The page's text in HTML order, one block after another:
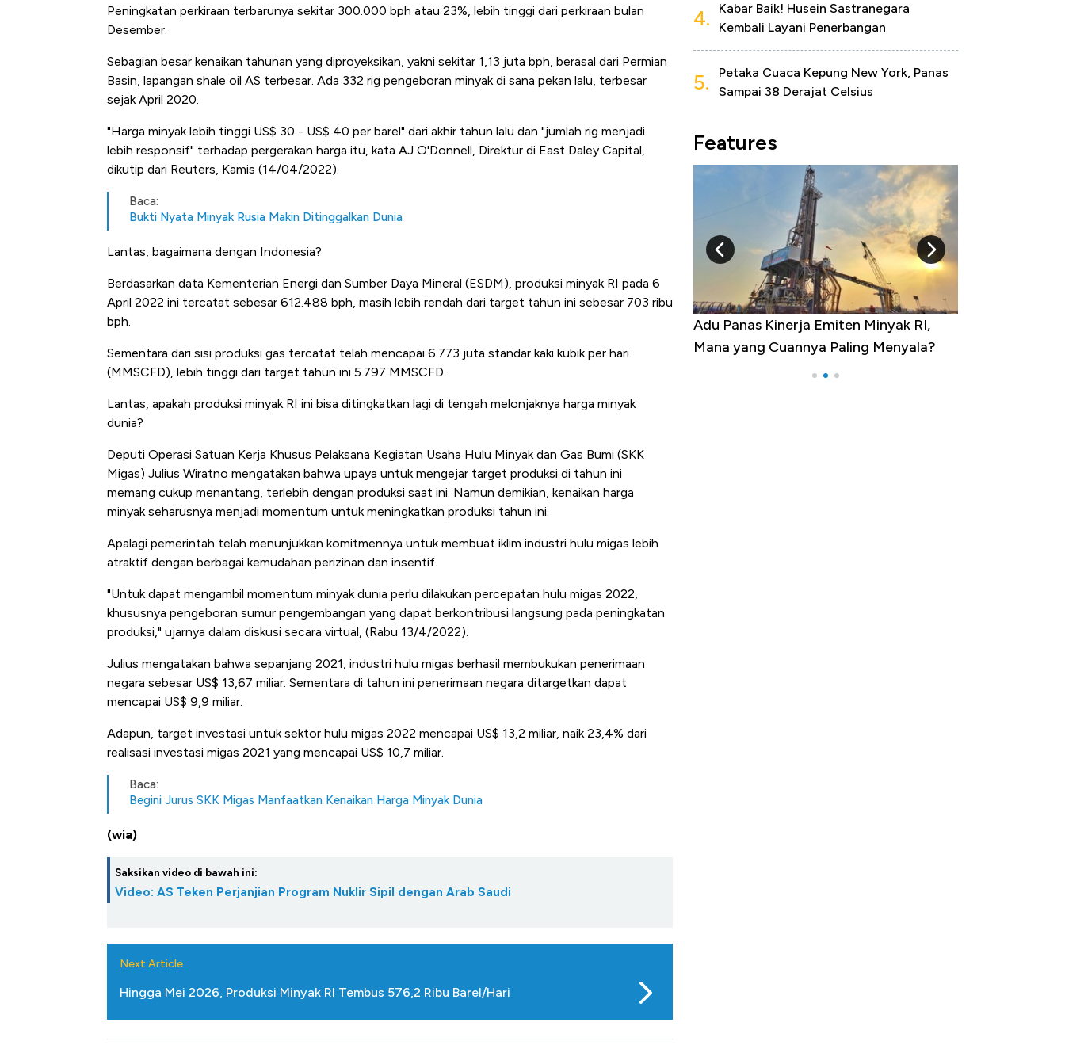
Peningkatan perkiraan terbarunya sekitar 300.000 bph atau 23%, lebih tinggi dari perkiraan bulan
Desember.
Sebagian besar kenaikan tahunan yang diproyeksikan, yakni sekitar 1,13 juta bph, berasal dari Permian
Basin, lapangan shale oil AS terbesar. Ada 332 rig pengeboran minyak di sana pekan lalu, terbesar
sejak April 2020.
"Harga minyak lebih tinggi US$ 30 - US$ 40 per barel" dari akhir tahun lalu dan "jumlah rig menjadi
lebih responsif" terhadap pergerakan harga itu, kata AJ O'Donnell, Direktur di East Daley Capital,
dikutip dari Reuters, Kamis (14/04/2022).
Baca:
Bukti Nyata Minyak Rusia Makin Ditinggalkan Dunia
Lantas, bagaimana dengan Indonesia?
Berdasarkan data Kementerian Energi dan Sumber Daya Mineral (ESDM), produksi minyak RI pada 6
April 2022 ini tercatat sebesar 612.488 bph, masih lebih rendah dari target tahun ini sebesar 703 ribu
bph.
Sementara dari sisi produksi gas tercatat telah mencapai 6.773 juta standar kaki kubik per hari
(MMSCFD), lebih tinggi dari target tahun ini 5.797 MMSCFD.
Lantas, apakah produksi minyak RI ini bisa ditingkatkan lagi di tengah melonjaknya harga minyak
dunia?
Deputi Operasi Satuan Kerja Khusus Pelaksana Kegiatan Usaha Hulu Minyak dan Gas Bumi (SKK
Migas) Julius Wiratno mengatakan bahwa upaya untuk mengejar target produksi di tahun ini
memang cukup menantang, terlebih dengan produksi saat ini. Namun demikian, kenaikan harga
minyak seharusnya menjadi momentum untuk meningkatkan produksi tahun ini.
Apalagi pemerintah telah menunjukkan komitmennya untuk membuat iklim industri hulu migas lebih
atraktif dengan berbagai kemudahan perizinan dan insentif.
"Untuk dapat mengambil momentum minyak dunia perlu dilakukan percepatan hulu migas 2022,
khususnya pengeboran sumur pengembangan yang dapat berkontribusi langsung pada peningkatan
produksi," ujarnya dalam diskusi secara virtual, (Rabu 13/4/2022).
Julius mengatakan bahwa sepanjang 2021, industri hulu migas berhasil membukukan penerimaan
negara sebesar US$ 13,67 miliar. Sementara di tahun ini penerimaan negara ditargetkan dapat
mencapai US$ 9,9 miliar.
Adapun, target investasi untuk sektor hulu migas 2022 mencapai US$ 13,2 miliar, naik 23,4% dari
realisasi investasi migas 2021 yang mencapai US$ 10,7 miliar.
Baca:
Begini Jurus SKK Migas Manfaatkan Kenaikan Harga Minyak Dunia
(wia)
Saksikan video di bawah ini:
Video: AS Teken Perjanjian Program Nuklir Sipil dengan Arab Saudi
Next Article
Hingga Mei 2026, Produksi Minyak RI Tembus 576,2 Ribu Barel/Hari
4.
Kabar Baik! Husein Sastranegara
Kembali Layani Penerbangan
5.
Petaka Cuaca Kepung New York, Panas
Sampai 38 Derajat Celsius
Features
Tembaga Terbang ke Zona Berbahaya
Adu Panas Kinerja Emiten Minyak RI,
Mana yang Cuannya Paling Menyala?